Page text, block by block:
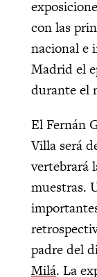
con las
nacional e
Madrid el
durante el
El Fernán
Villa será
vertebrará
muestras.
padre del
Milá. La